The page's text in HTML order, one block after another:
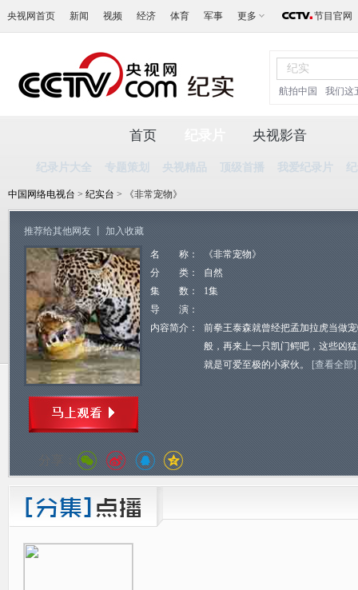
央视网首页 新闻 视频 经济 体育 军事 更多 节目官网
航拍中国 我们这
首页
纪录片大全 专题策划 央视精品 顶级首播 我爱纪录片
央视影音
中国网络电视台 > 纪实台 > 《非常宠物》
推荐给其他网友 加入收藏
名 称：
《非常宠物》
分 类：
自然
集 数：
1集
导 演：
内容简介：
前拳王泰森就曾经把孟加拉虎当做
般，再来上一只凯门鳄吧，这些凶
就是可爱至极的小家伙。
[查看全部]
分享：